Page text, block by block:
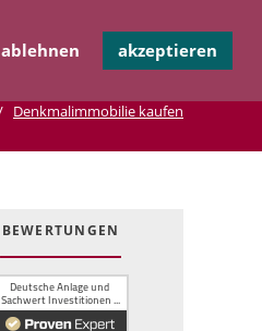
ablehnen akzeptieren
überspringen
KONTAKT
Denkmalimmobilie kaufen
BEWERTUNGEN